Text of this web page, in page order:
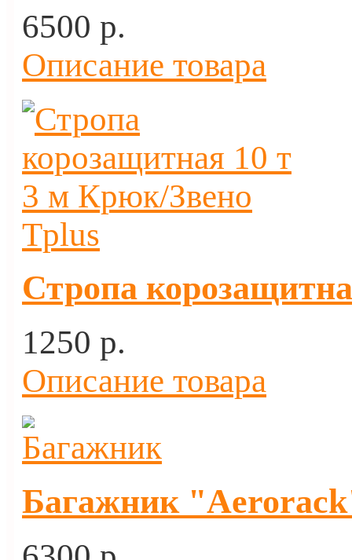
6500 p.
Описание товара
Стропа
1250 p.
Описание товара
Багажник